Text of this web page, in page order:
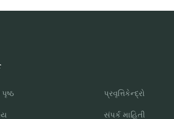
પ્રવૃત્તિકેન્દ્રો
સંપર્ક માહિતી